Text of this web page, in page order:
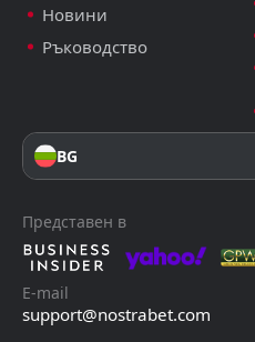
Новини
Ръководство
BG
Представен в
E-mail
support@nostrabet.com